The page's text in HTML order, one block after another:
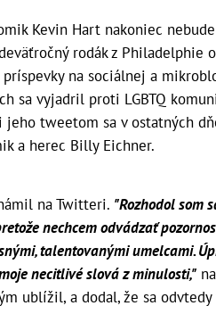
Kevin Hart nakoniec
rodák z Philadelphie
na sociálnej a
sa vyjadril proti LGBTQ
tweetom sa v ostatných
a herec Billy Eichner.
na Twitteri. "Rozhodol som
nechcem odvádzať
talentovanými umelcami.
necitlivé slová z minulosti,"
ublížil, a dodal, že sa